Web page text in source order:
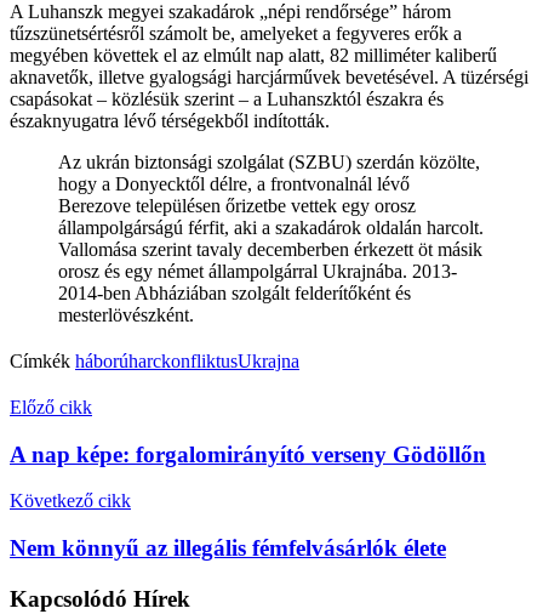
A Luhanszk megyei szakadárok „népi rendőrsége” három
tűzszünetsértésről számolt be, amelyeket a fegyveres erők a
megyében követtek el az elmúlt nap alatt, 82 milliméter kaliberű
aknavetők, illetve gyalogsági harcjárművek bevetésével. A tüzérségi
csapásokat – közlésük szerint – a Luhanszktól északra és
északnyugatra lévő térségekből indították.
Az ukrán biztonsági szolgálat (SZBU) szerdán közölte,
hogy a Donyecktől délre, a frontvonalnál lévő
Berezove településen őrizetbe vettek egy orosz
állampolgárságú férfit, aki a szakadárok oldalán harcolt.
Vallomása szerint tavaly decemberben érkezett öt másik
orosz és egy német állampolgárral Ukrajnába. 2013-
2014-ben Abháziában szolgált felderítőként és
mesterlövészként.
Címkék háborúharckonfliktusUkrajna
Előző cikk
A nap képe: forgalomirányító verseny Gödöllőn
Következő cikk
Nem könnyű az illegális fémfelvásárlók élete
Kapcsolódó Hírek